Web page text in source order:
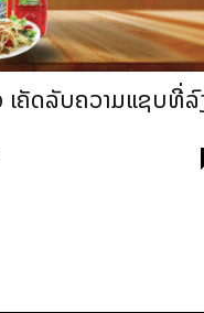
ເຄັດລັບຄວາມແຊບທີ່ລົ